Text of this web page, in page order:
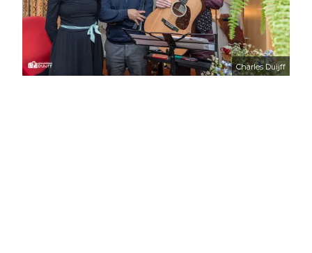
Charles Duijff